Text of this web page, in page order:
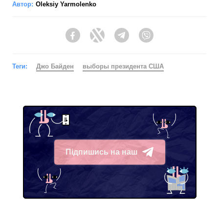
Автор: Oleksiy Yarmolenko
FacebookTwitter Telegram
Теги: Джо Байден выборы президента США
Підпишись на наш
Telegram